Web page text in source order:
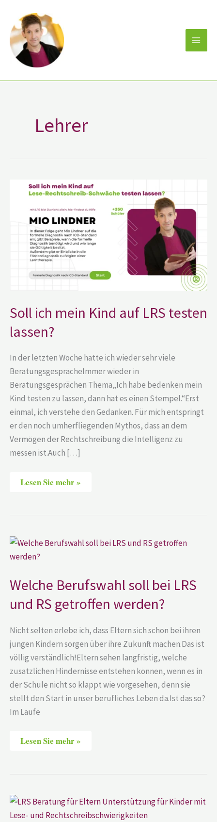
Inhalt
springen
Lehrer
Soll ich mein Kind auf LRS testen
lassen?
In der letzten Woche hatte ich wieder sehr viele
BeratungsgesprächeImmer wieder in
Beratungsgesprächen Thema„Ich habe bedenken mein
Kind testen zu lassen, dann hat es einen Stempel.“Erst
einmal, ich verstehe den Gedanken. Für mich entspringt
er den noch umherfliegenden Mythos, dass an dem
Vermögen der Rechtschreibung die Intelligenz zu
messen ist.Auch […]
Soll
ich
mein
Kind
auf
LRS
testen
lassen?
Lesen Sie mehr »
Welche Berufswahl soll bei LRS
und RS getroffen werden?
Nicht selten erlebe ich, dass Eltern sich schon bei ihren
jungen Kindern sorgen über ihre Zukunft machen.Das ist
völlig verständlich!Eltern sehen langfristig, welche
zusätzlichen Hindernisse entstehen können, wenn es in
der Schule nicht so klappt wie vorgesehen, denn sie
stellt den Start in unser berufliches Leben da.Ist das so?
Im Laufe
Welche
Berufswahl
soll
und
RS
getroffen
werden?
Lesen Sie mehr »
LRS
Beratung
für